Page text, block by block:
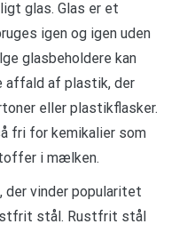
glas. Glas er et
igen og igen uden
glasbeholdere kan
affald af plastik, der
eller plastikflasker.
fri for kemikalier som
i mælken.
vinder popularitet
stål. Rustfrit stål